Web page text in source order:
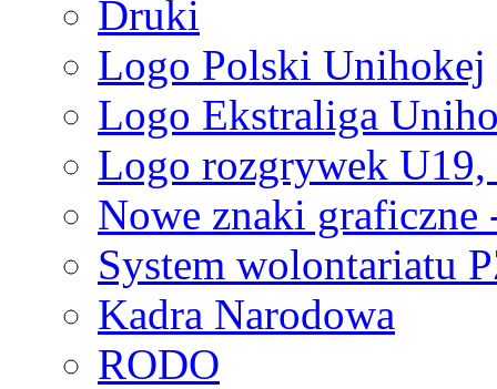
Druki
Logo Polski Unihokej
Logo Ekstraliga
Logo rozgrywek
Nowe znaki graficzne
System wolontariatu
Kadra Narodowa
RODO